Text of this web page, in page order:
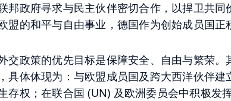
邦政府寻求与民主伙伴密切合作，以捍卫共
盟的和平与自由事业，德国作为创始成员国正
交政策的优先目标是保障安全、自由与繁荣
具体体现为：与欧盟成员国及跨大西洋伙伴
存权；在联合国 (UN) 及欧洲委员会中积极发